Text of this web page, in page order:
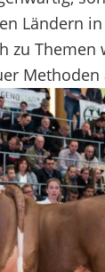
Ländern
zu Themen
Methoden